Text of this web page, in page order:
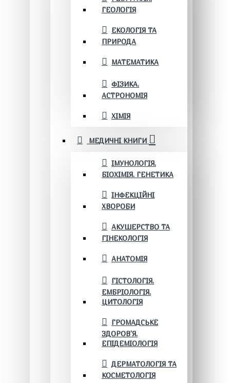
ГЕОЛОГІЯ
ЕКОЛОГІЯ ТА
ПРИРОДА
МАТЕМАТИКА
ФІЗИКА.
АСТРОНОМІЯ
ХІМІЯ
МЕДИЧНІ КНИГИ
ІМУНОЛОГІЯ.
БІОХІМІЯ. ГЕНЕТИКА
ІНФЕКЦІЙНІ
ХВОРОБИ
АКУШЕРСТВО ТА
ГІНЕКОЛОГІЯ
АНАТОМІЯ
ГІСТОЛОГІЯ.
ЕМБРІОЛОГІЯ.
ЦИТОЛОГІЯ
ГРОМАДСЬКЕ
ЗДОРОВ’Я.
ЕПІДЕМІОЛОГІЯ
ДЕРМАТОЛОГІЯ ТА
КОСМЕТОЛОГІЯ